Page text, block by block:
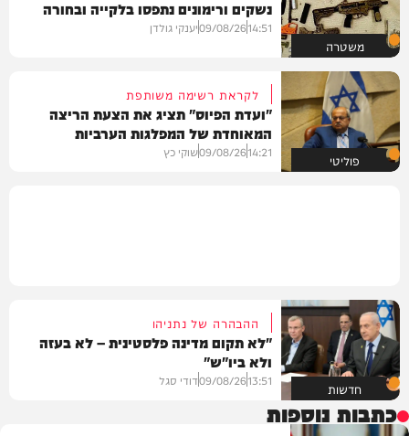
משטרה
נשקים ורימונים נתפסו בלקייה ובחורה
14:51
09/08/26יענקי גולדן
פוליטי
לקראת רשימה משותפת
"ועדת הפיוס" תציג את הצעת הריצה
המאוחדת של המפלגות הערביות
14:21
09/08/26שוקי כץ
חדשות
ההבהרה של נתניהו
"לא תקום מדינה פלסטינית – לא בעזה
ולא ביו"ש"
13:51
09/08/26דודי סגל
כתבות נוספות